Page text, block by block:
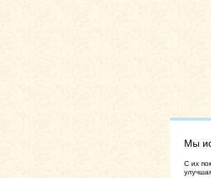
Мы
C их